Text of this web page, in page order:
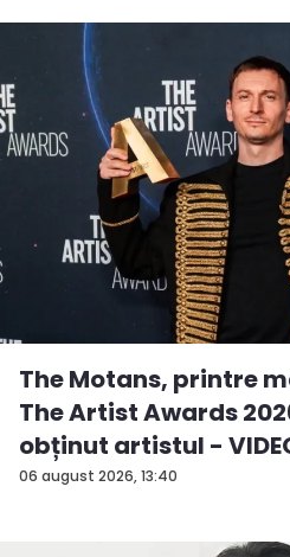
06 august 2026, 13:40
The Motans, printre
The Artist Awards
obținut artistul -